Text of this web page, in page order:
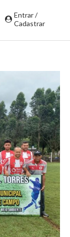
Entrar /
Cadastrar